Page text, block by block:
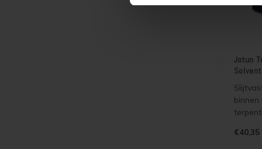
Jotun
Solvent
binnen
lakken
€40,35